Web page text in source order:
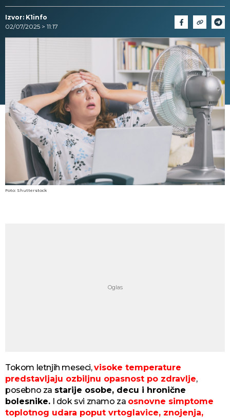
Izvor: K1info
02/07/2025 > 11:17
Foto: Shutterstock
Tokom letnjih meseci,visoke temperature
predstavljaju ozbiljnu opasnost po zdravlje,
posebno za starije osobe, decu i hronične
bolesnike. I dok svi znamo za osnovne simptome
toplotnog udara poput vrtoglavice, znojenja,